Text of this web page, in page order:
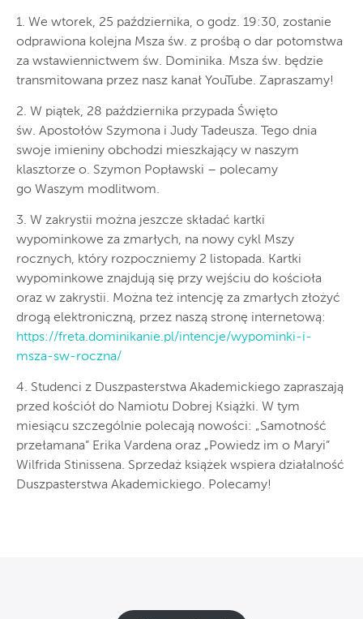
1. We wtorek, 25 października, o godz. 19:30, zostanie
odprawiona kolejna Msza św. z prośbą o dar potomstwa
za wstawiennictwem św. Dominika. Msza św. będzie
transmitowana przez nasz kanał YouTube. Zapraszamy!
2. W piątek, 28 października przypada Święto
św. Apostołów Szymona i Judy Tadeusza. Tego dnia
swoje imieniny obchodzi mieszkający w naszym
klasztorze o. Szymon Popławski – polecamy
go Waszym modlitwom.
3. W zakrystii można jeszcze składać kartki
wypominkowe za zmarłych, na nowy cykl Mszy
rocznych, który rozpoczniemy 2 listopada. Kartki
wypominkowe znajdują się przy wejściu do kościoła
oraz w zakrystii. Można też intencję za zmarłych złożyć
drogą elektroniczną, przez naszą stronę internetową:
https://freta.dominikanie.pl/intencje/wypominki-i-
msza-sw-roczna/
4. Studenci z Duszpasterstwa Akademickiego zapraszają
przed kościół do Namiotu Dobrej Książki. W tym
miesiącu szczególnie polecają nowości: „Samotność
przełamana” Erika Vardena oraz „Powiedz im o Maryi”
Wilfrida Stinissena. Sprzedaż książek wspiera działalność
Duszpasterstwa Akademickiego. Polecamy!